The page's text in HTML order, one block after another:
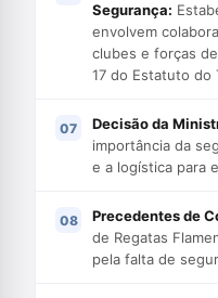
Segurança:
envolvem
clubes e forças
17 do Estatuto do
Decisão da
importância da
e a logística para
Precedentes de
de Regatas
pela falta de